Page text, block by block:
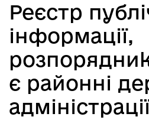
Реєстр
інформації,
є районні